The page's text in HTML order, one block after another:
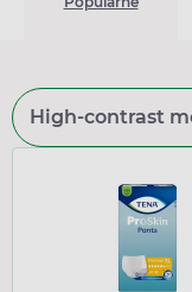
High-contrast